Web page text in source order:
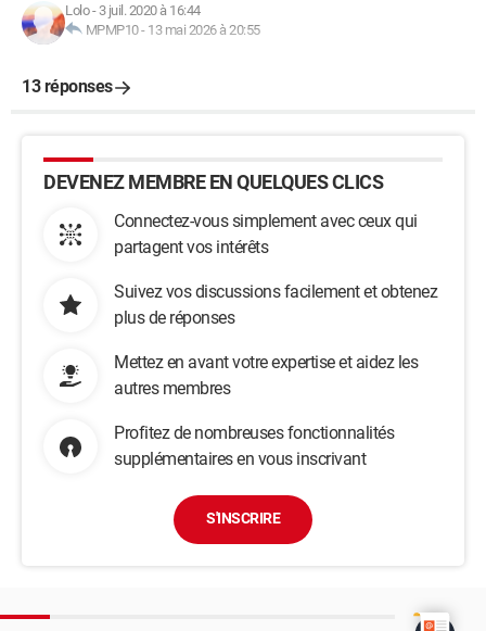
Lolo- 3 juil. 2020 à 16:44
MPMP10- 13 mai 2026 à 20:55
13 réponses
DEVENEZ MEMBRE EN QUELQUES CLICS
Connectez-vous simplement avec ceux qui
partagent vos intérêts
Suivez vos discussions facilement et obtenez
plus de réponses
Mettez en avant votre expertise et aidez les
autres membres
Profitez de nombreuses fonctionnalités
supplémentaires en vous inscrivant
S'INSCRIRE